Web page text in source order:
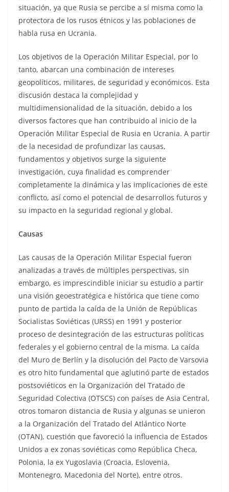
situación, ya que Rusia se percibe a sí misma como la
protectora de los rusos étnicos y las poblaciones de
habla rusa en Ucrania.
Los objetivos de la Operación Militar Especial, por lo
tanto, abarcan una combinación de intereses
geopolíticos, militares, de seguridad y económicos. Esta
discusión destaca la complejidad y
multidimensionalidad de la situación, debido a los
diversos factores que han contribuido al inicio de la
Operación Militar Especial de Rusia en Ucrania. A partir
de la necesidad de profundizar las causas,
fundamentos y objetivos surge la siguiente
investigación, cuya finalidad es comprender
completamente la dinámica y las implicaciones de este
conflicto, así como el potencial de desarrollos futuros y
su impacto en la seguridad regional y global.
Causas
Las causas de la Operación Militar Especial fueron
analizadas a través de múltiples perspectivas, sin
embargo, es imprescindible iniciar su estudio a partir
una visión geoestratégica e histórica que tiene como
punto de partida la caída de la Unión de Repúblicas
Socialistas Soviéticas (URSS) en 1991 y posterior
proceso de desintegración de las estructuras políticas
federales y el gobierno central de la misma. La caída
del Muro de Berlín y la disolución del Pacto de Varsovia
es otro hito fundamental que aglutinó parte de estados
postsoviéticos en la Organización del Tratado de
Seguridad Colectiva (OTSCS) con países de Asia Central,
otros tomaron distancia de Rusia y algunas se unieron
a la Organización del Tratado del Atlántico Norte
(OTAN), cuestión que favoreció la influencia de Estados
Unidos a ex zonas soviéticas como República Checa,
Polonia, la ex Yugoslavia (Croacia, Eslovenia,
Montenegro, Macedonia del Norte), entre otros.